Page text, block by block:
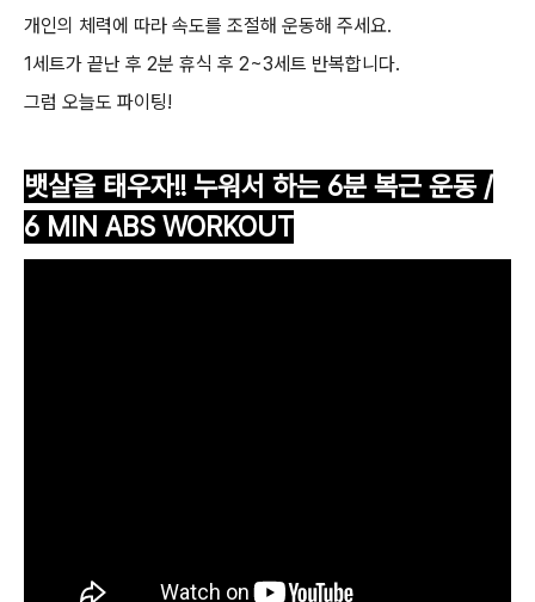
개인의 체력에 따라 속도를 조절해 운동해 주세요.
1세트가 끝난 후 2분 휴식 후 2~3세트 반복합니다.
그럼 오늘도 파이팅!
뱃살을 태우자!! 누워서 하는 6분 복근 운동 /
6 MIN ABS WORKOUT